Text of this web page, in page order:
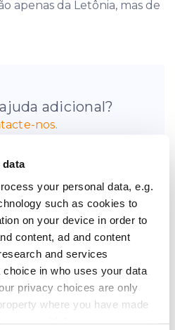
data
your personal data, e.g.
such as cookies to
on your device in order to
content, ad and content
and services
in who uses your data
privacy choices are only
where you have made
apenas da Letônia, mas de
adicional?
nos.
o primeiro a saber
novas
de